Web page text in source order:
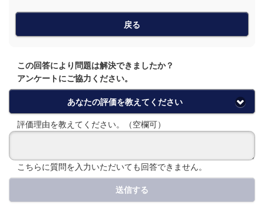
戻る
この回答により問題は解決できましたか？
アンケートにご協力ください。
あなたの評価を教えてください
評価理由を教えてください。（空欄可）
こちらに質問を入力いただいても回答できません。
送信する